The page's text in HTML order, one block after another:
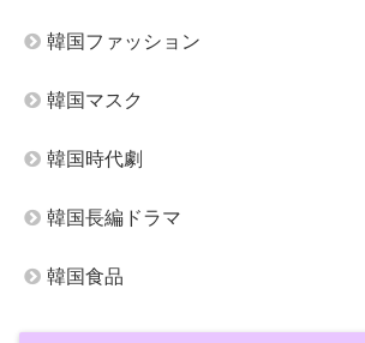
韓国ファッション
韓国マスク
韓国時代劇
韓国長編ドラマ
韓国食品